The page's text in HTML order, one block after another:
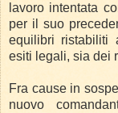
lavoro intentata
per il suo
equilibri ristabiliti
esiti legali, sia dei
Fra cause in
nuovo